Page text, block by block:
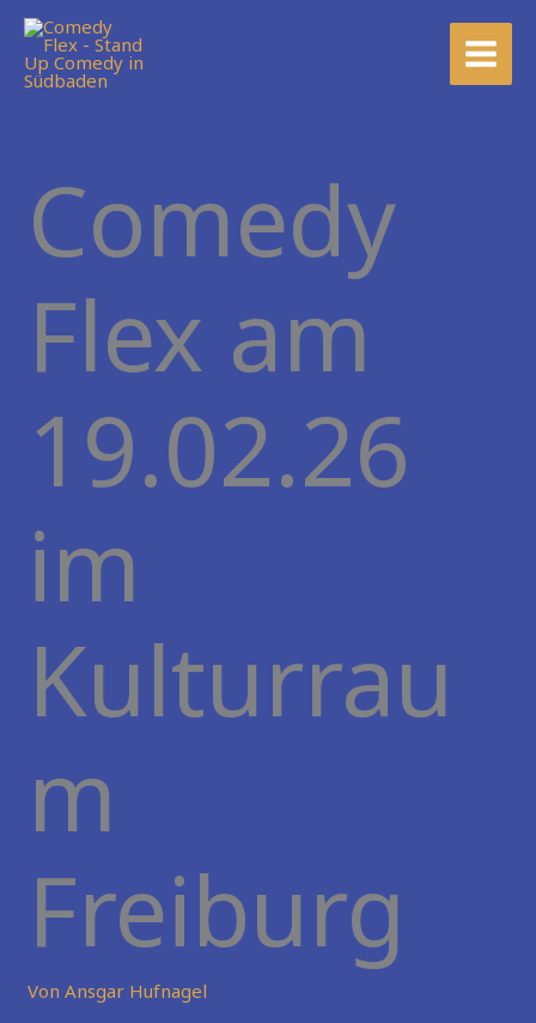
Zum
Inhalt
springen
MAIN
Comedy
Flex am
19.02.26
im
Kulturrau
m
Freiburg
VonAnsgar Hufnagel